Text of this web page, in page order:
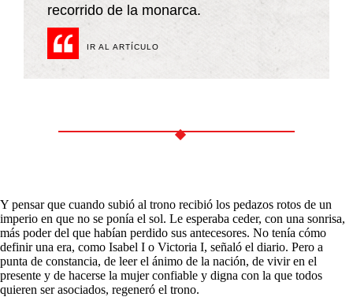
recorrido de la monarca.
IR AL ARTÍCULO
Y pensar que cuando subió al trono recibió los pedazos rotos de un
imperio en que no se ponía el sol. Le esperaba ceder, con una sonrisa,
más poder del que habían perdido sus antecesores. No tenía cómo
definir una era, como Isabel I o Victoria I, señaló el diario. Pero a
punta de constancia, de leer el ánimo de la nación, de vivir en el
presente y de hacerse la mujer confiable y digna con la que todos
quieren ser asociados, regeneró el trono.